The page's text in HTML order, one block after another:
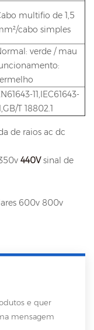
multifio de 1,5
cabo simples
verde / mau
11,IEC61643-
T 18802.1
de raios ac dc
440Vsinal de
600v 800v
e quer
mensagem